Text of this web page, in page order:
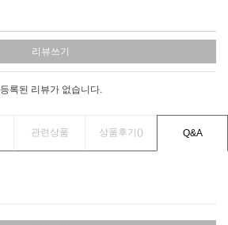
리뷰쓰기
등록된 리뷰가 없습니다.
관련상품 상품후기() Q&A